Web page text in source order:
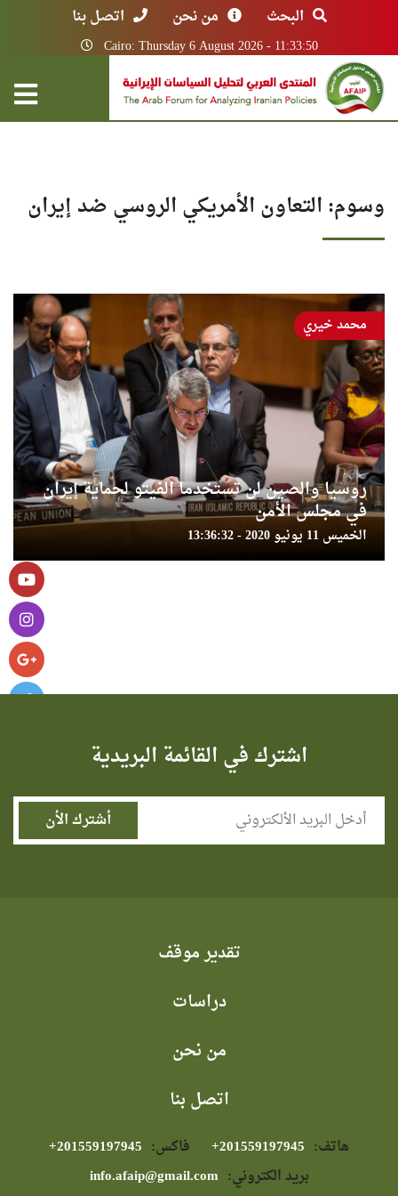
البحث من نحن اتصل بنا
Cairo: Thursday 6 August 2026 - 11:33:50
وسوم: التعاون الأمريكي الروسي ضد إيران
روسيا والصين لن تستخدما الفيتو لحماية إيران
في مجلس الأمن
الخميس 11 يونيو 2020 - 13:36:32
محمد خيري
اشترك في القائمة البريدية
تقدير موقف
دراسات
من نحن
اتصل بنا
هاتف: فاكس:
بريد الكتروني: info.afaip@gmail.com